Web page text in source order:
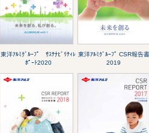
東洋ｱﾙﾐｸﾞﾙｰﾌﾟ ｻｽﾃﾅﾋﾞﾘﾃｨﾚ
ﾎﾟｰﾄ2020
東洋ｱﾙﾐｸﾞﾙｰﾌﾟ CSR報告書
2019